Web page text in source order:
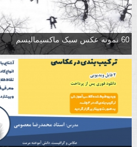
60 نمونه عکس سبک ماکسیمالیسم